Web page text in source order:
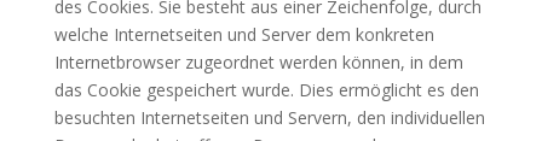
des Cookies. Sie besteht aus einer Zeichenfolge, durch
welche Internetseiten und Server dem konkreten
Internetbrowser zugeordnet werden können, in dem
das Cookie gespeichert wurde. Dies ermöglicht es den
besuchten Internetseiten und Servern, den individuellen